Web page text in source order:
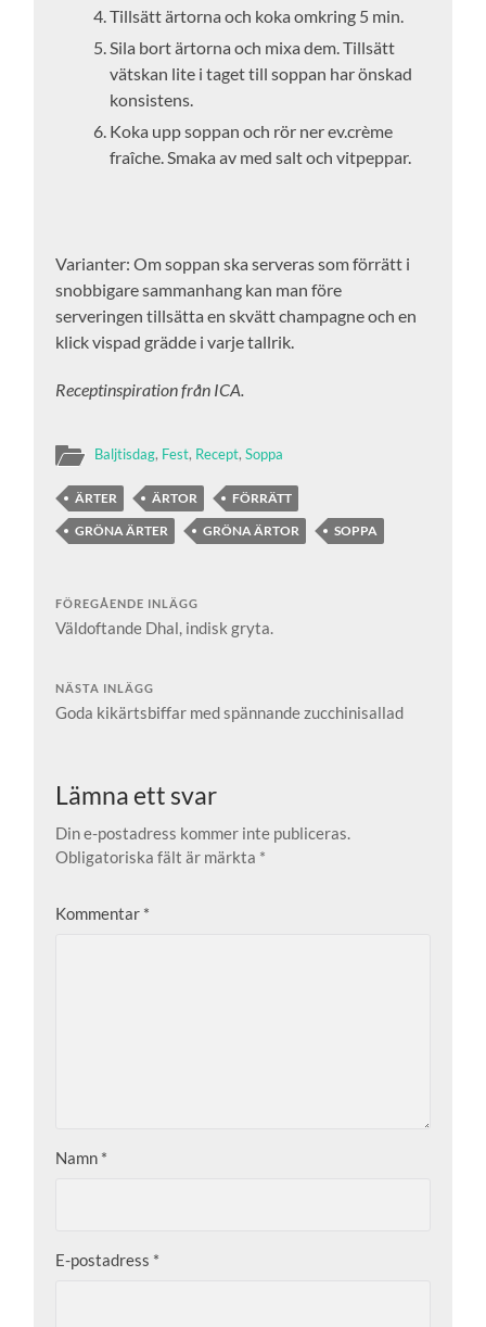
Tillsätt ärtorna och koka omkring 5 min.
Sila bort ärtorna och mixa dem. Tillsätt
vätskan lite i taget till soppan har önskad
konsistens.
Koka upp soppan och rör ner ev.crème
fraîche. Smaka av med salt och vitpeppar.
Varianter: Om soppan ska serveras som förrätt i
snobbigare sammanhang kan man före
serveringen tillsätta en skvätt champagne och en
klick vispad grädde i varje tallrik.
Receptinspiration från ICA.
Baljtisdag, Fest, Recept,Soppa
ÄRTER ÄRTOR
FÖRRÄTT
GRÖNA ÄRTER
GRÖNA ÄRTOR SOPPA
FÖREGÅENDE INLÄGG
Väldoftande Dhal, indisk gryta.
NÄSTA INLÄGG
Goda kikärtsbiffar med spännande zucchinisallad
Lämna ett svar
Din e-postadress kommer inte publiceras.
Obligatoriska fält är märkta *
Kommentar *
Namn *
E-postadress *